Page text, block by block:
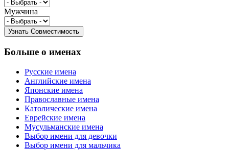
Мужчина
Больше о именах
Русские имена
Английские имена
Японские имена
Православные имена
Католические имена
Еврейские имена
Мусульманские имена
Выбор имени для девочки
Выбор имени для мальчика